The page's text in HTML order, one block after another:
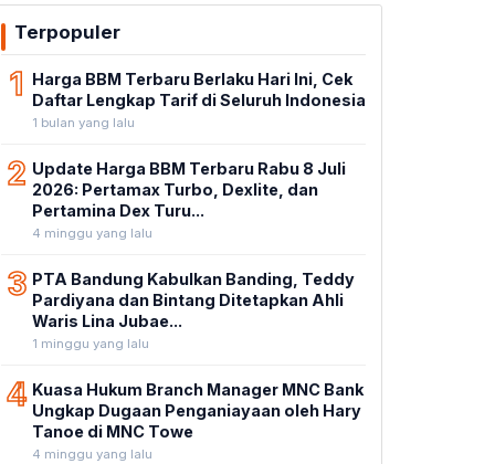
Terpopuler
1 Harga BBM Terbaru Berlaku Hari Ini, Cek
Daftar Lengkap Tarif di Seluruh Indonesia
1 bulan yang lalu
2 Update Harga BBM Terbaru Rabu 8 Juli
2026: Pertamax Turbo, Dexlite, dan
Pertamina Dex Turu...
4 minggu yang lalu
3 PTA Bandung Kabulkan Banding, Teddy
Pardiyana dan Bintang Ditetapkan Ahli
Waris Lina Jubae...
1 minggu yang lalu
4 Kuasa Hukum Branch Manager MNC Bank
Ungkap Dugaan Penganiayaan oleh Hary
Tanoe di MNC Towe
4 minggu yang lalu